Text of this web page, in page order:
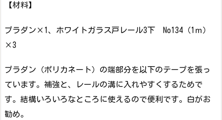
【材料】
プラダン×1、ホワイトガラス戸レール3下 No134（1ｍ）
×3
プラダン（ポリカネート）の端部分を以下のテープを張っ
ています。補強と、レールの溝に入れやすくするためで
す。結構いろいろなところに使えるので便利です。白がお
勧め。